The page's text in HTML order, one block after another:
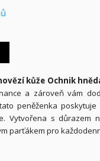
kůže Ochnik
a zároveň vám
peněženka
Vytvořena s důrazem
parťákem pro